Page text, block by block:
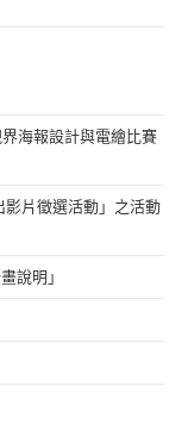
海報設計與電繪比賽
片徵選活動」之活動
說明」